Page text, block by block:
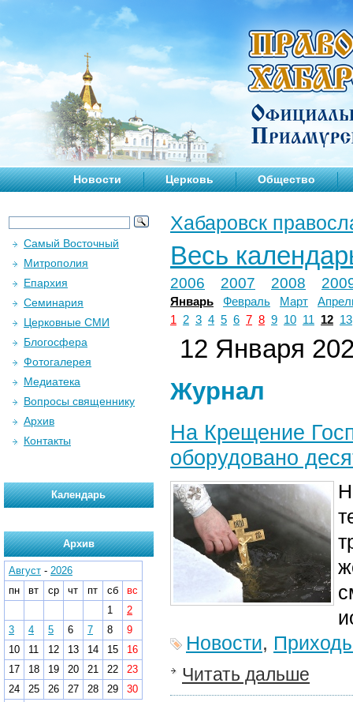
Новости Церковь Общество
Хабаровск
Весь
2006 2007 2008
Январь Февраль Март
1
2 3 4 5 6 7 8 9 10 11 12 13
12 Января
Журнал
На Крещение
оборудовано
Новости,
Читать дальше
Самый Восточный
Митрополия
Епархия
Семинария
Церковные СМИ
Блогосфера
Фотогалерея
Медиатека
Вопросы священнику
Архив
Контакты
Календарь
Архив
Август - 2026
пн
вт ср чт пт сб
вс
1
2
3
4 5 6 7 8
9
10
11 12 13 14 15
16
17
18 19 20 21 22
23
24
25 26 27 28 29
30